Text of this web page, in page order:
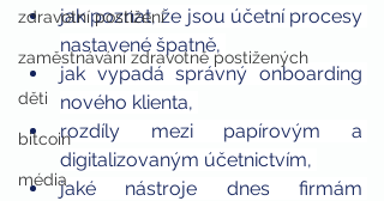
zdravotní postižení
zaměstnávání zdravotně postižených
děti
bitcoin
média
jak poznat, že jsou účetní procesy
nastavené špatně,
jak vypadá správný onboarding
nového klienta,
rozdíly mezi papírovým a
digitalizovaným účetnictvím,
jaké nástroje dnes firmám